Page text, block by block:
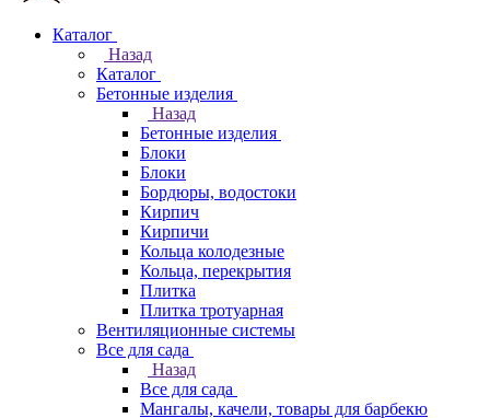
Каталог
Назад
Каталог
Бетонные изделия
Назад
Бетонные изделия
Блоки
Блоки
Бордюры, водостоки
Кирпич
Кирпичи
Кольца колодезные
Кольца, перекрытия
Плитка
Плитка тротуарная
Вентиляционные системы
Все для сада
Назад
Все для сада
Мангалы, качели, товары для барбекю